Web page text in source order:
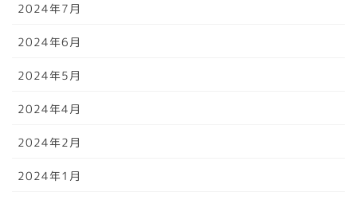
2024年7月
2024年6月
2024年5月
2024年4月
2024年2月
2024年1月